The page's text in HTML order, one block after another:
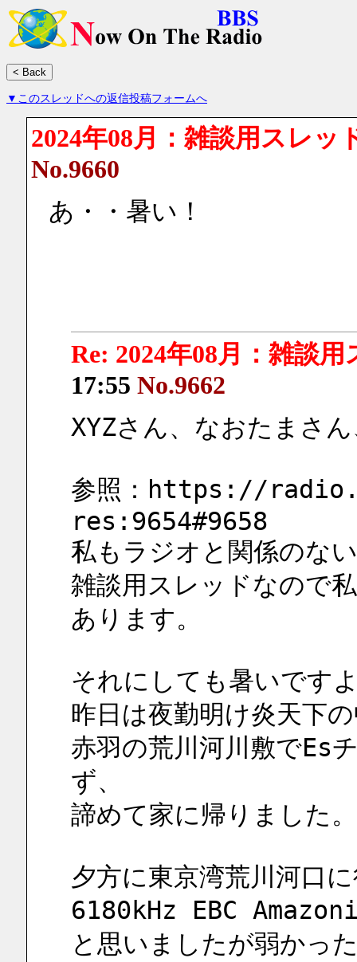
▼このスレッドへの返信投稿フォームへ
2024年08月：雑談用スレッ
No.9660
あ・・暑い！
Re: 2024年08月：雑談
17:55 No.9662
XYZさん、なおたまさ
参照：https://
res:9654#9658
私もラジオと関係のな
雑談用スレッドなので
あります。
それにしても暑いです
昨日は夜勤明け炎天下
赤羽の荒川河川敷でEs
ず、
諦めて家に帰りました。
夕方に東京湾荒川河口
6180kHz EBC
と思いましたが弱かっ